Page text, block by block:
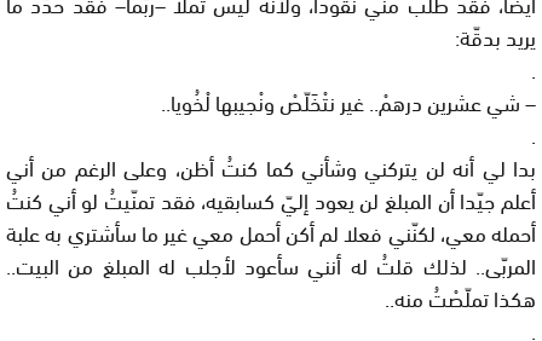
يريدبدقّة:
.
–شيعشريندرهمْ..غير نتْخَلّصْونْجيبهالْخُويا..
.
بدا لي أنه لن يتركني وشأني كما كنتُ أظن، وعلى الرغم منأني
أعلمجيّداأنالمبلغلنيعود إليّكسابقيه،فقدتمنّيتُ لوأنيكنتُ
أحملهمعي،لكنّنيفعلالمأكنأحملمعيغير ماسأشتريبهعلبة
المربّى.. لذلك قلتُ له أنني سأعود لأجلب له المبلغ من البيت..
هكذاتملّصْتُمنه..
.